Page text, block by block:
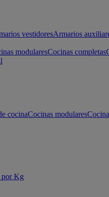
vestidoresArmarios
modularesCocinas completas
cocinaCocinas modulares
por Kg